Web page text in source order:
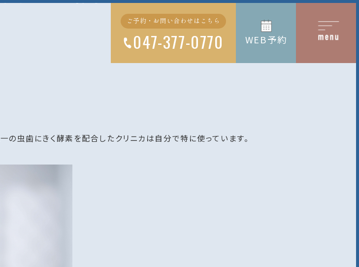
ご予約・お問い合わせはこちら
047-377-0770 WEB予約
虫歯にきく酵素を配合したクリニカは自分で特に使っています。